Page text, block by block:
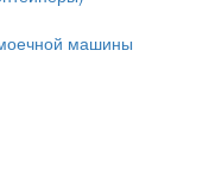
машины